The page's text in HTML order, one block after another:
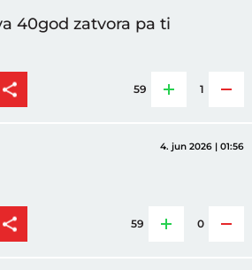
40god zatvora pa ti
59 1
4. jun 2026 | 01:56
59 0